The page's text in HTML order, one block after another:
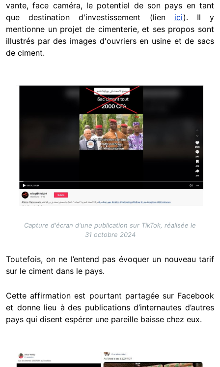
vante, face caméra, le potentiel de son pays en tant
que destination d'investissement (lien ici). Il y
mentionne un projet de cimenterie, et ses propos sont
illustrés par des images d'ouvriers en usine et de sacs
de ciment.
Capture d'écran d'une publication sur TikTok, réalisée le
31 octobre 2024
Toutefois, on ne l’entend pas évoquer un nouveau tarif
sur le ciment dans le pays.
Cette affirmation est pourtant partagée sur Facebook
et donne lieu à des publications d’internautes d’autres
pays qui disent espérer une pareille baisse chez eux.
Image